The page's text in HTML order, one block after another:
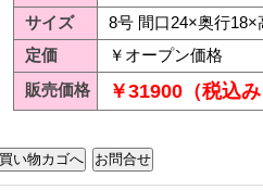
サイズ
8号 間口24×奥行18×
定価
￥オープン価格
販売価格
￥31900（税込